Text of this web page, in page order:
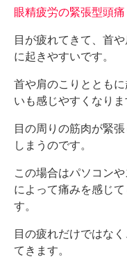
眼精疲労の緊張型頭痛
目が疲れてきて、首
に起きやすいです。
首や肩のこりととも
いも感じやすくなりま
目の周りの筋肉が緊
しまうのです。
この場合はパソコン
によって痛みを感じ
す。
目の疲れだけではな
てきます。